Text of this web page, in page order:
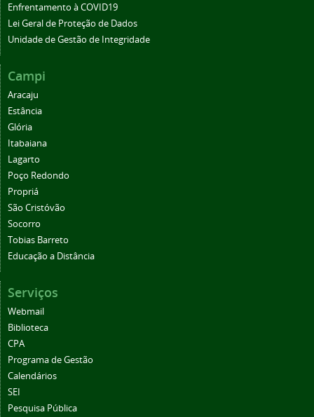
Enfrentamento à COVID19
Lei Geral de Proteção de Dados
Unidade de Gestão de Integridade
Campi
Aracaju
Estância
Glória
Itabaiana
Lagarto
Poço Redondo
Propriá
São Cristóvão
Socorro
Tobias Barreto
Educação a Distância
Serviços
Webmail
Biblioteca
CPA
Programa de Gestão
Calendários
SEI
Pesquisa Pública